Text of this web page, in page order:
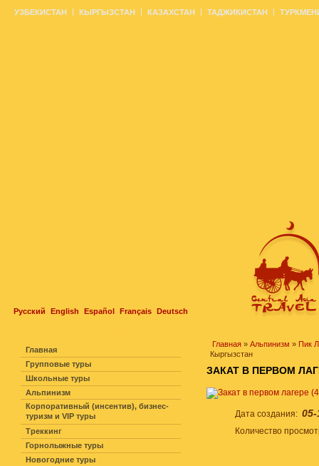
Русский English Español Français Deutsch
УЗБЕКИСТАН КЫРГЫЗСТАН КАЗАХСТАН ТАДЖИКИСТАН
Главная » Альпинизм » Пик
Кыргызстан
ЗАКАТ В ПЕРВОМ
Дата создания: 05-
Количество
Главная
Групповые туры
Школьные туры
Альпинизм
Корпоративный (инсентив), бизнес-
туризм и VIP туры
Треккинг
Горнолыжные туры
Новогодние туры